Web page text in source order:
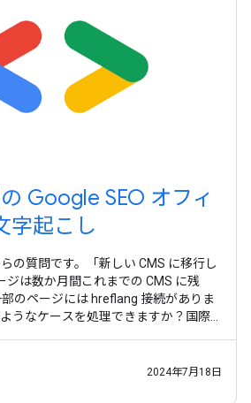
Google SEO オフィ
字起こし
の質問です。「新しい CMS に移行し
ジは数か月間これまでの CMS に残
部のページには hreflang 接続がありま
うなケースを処理できますか？国際
ます。構造化データや hreflang2024年7月18日